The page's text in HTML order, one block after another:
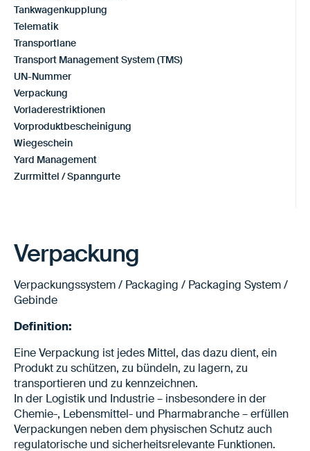
Tankwagenkupplung
Telematik
Transportlane
Transport Management System (TMS)
UN-Nummer
Verpackung
Vorladerestriktionen
Vorproduktbescheinigung
Wiegeschein
Yard Management
Zurrmittel / Spanngurte
Verpackung
Verpackungssystem / Packaging / Packaging System /
Gebinde
Definition:
Eine Verpackung ist jedes Mittel, das dazu dient, ein
Produkt zu schützen, zu bündeln, zu lagern, zu
transportieren und zu kennzeichnen.
In der Logistik und Industrie – insbesondere in der
Chemie-, Lebensmittel- und Pharmabranche – erfüllen
Verpackungen neben dem physischen Schutz auch
regulatorische und sicherheitsrelevante Funktionen.